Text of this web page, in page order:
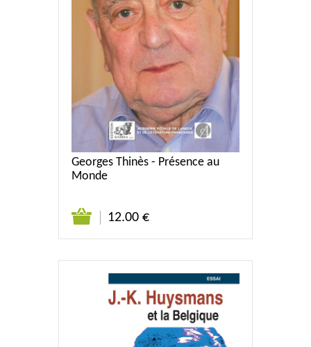
Georges Thinès - Présence au
Monde
12.00 €